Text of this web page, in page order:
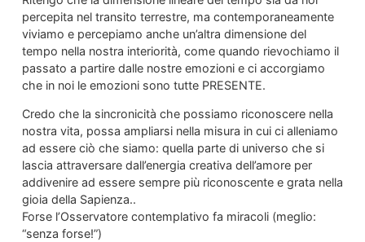
percepita nel transito terrestre, ma contemporaneamente
viviamo e percepiamo anche un’altra dimensione del
tempo nella nostra interiorità, come quando rievochiamo il
passato a partire dalle nostre emozioni e ci accorgiamo
che in noi le emozioni sono tutte PRESENTE.
Credo che la sincronicità che possiamo riconoscere nella
nostra vita, possa ampliarsi nella misura in cui ci alleniamo
ad essere ciò che siamo: quella parte di universo che si
lascia attraversare dall’energia creativa dell’amore per
addivenire ad essere sempre più riconoscente e grata nella
gioia della Sapienza..
Forse l’Osservatore contemplativo fa miracoli (meglio:
“senza forse!”)